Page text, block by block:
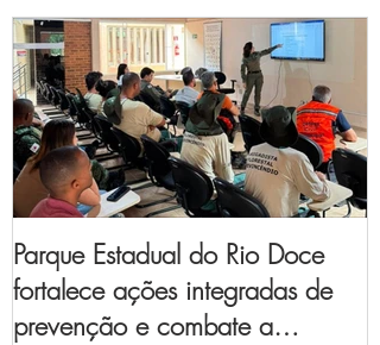
Parque Estadual do Rio Doce
fortalece ações integradas de
prevenção e combate a